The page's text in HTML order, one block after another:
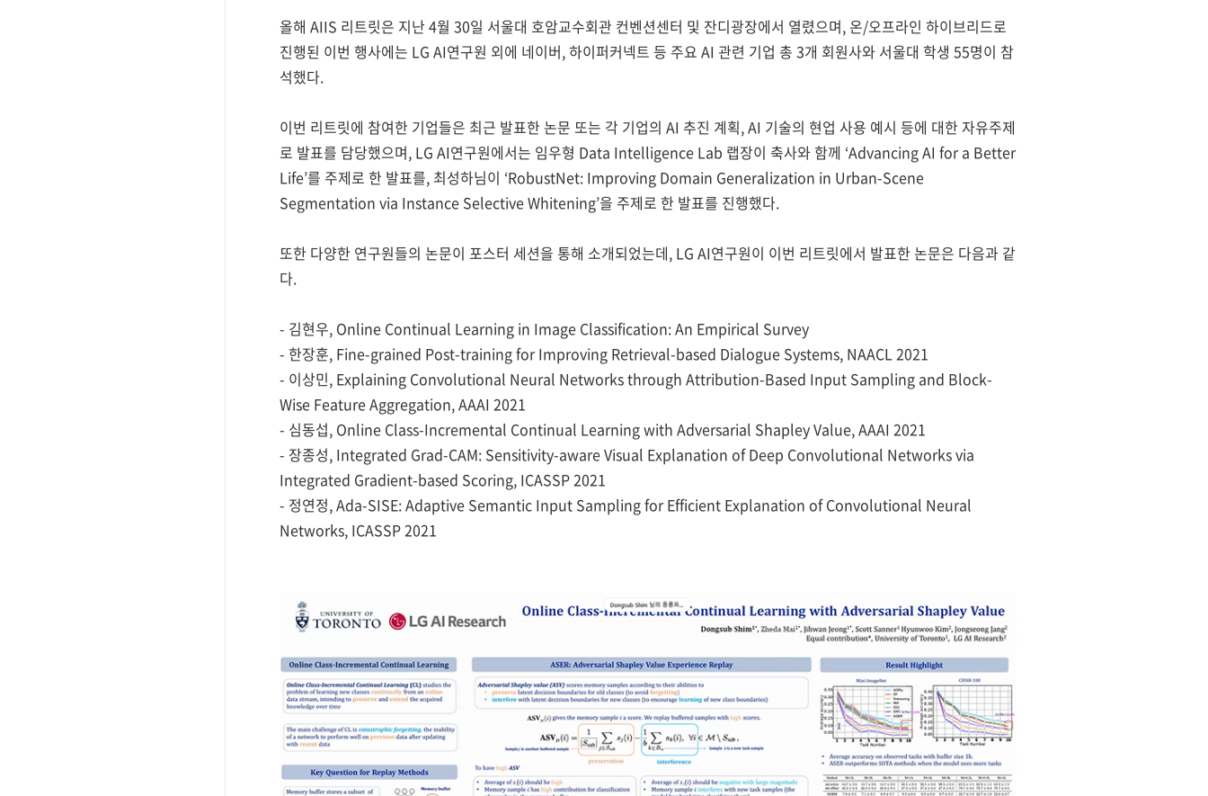
올해 AIIS 리트릿은 지난 4월 30일 서울대 호암교수회관 컨벤션센터 및 잔디광장에서 열렸으며, 온/오프라인 하이브리드로
진행된 이번 행사에는 LG AI연구원 외에 네이버, 하이퍼커넥트 등 주요 AI 관련 기업 총 3개 회원사와 서울대 학생 55명이 참
석했다.
이번 리트릿에 참여한 기업들은 최근 발표한 논문 또는 각 기업의 AI 추진 계획, AI 기술의 현업 사용 예시 등에 대한 자유주제
로 발표를 담당했으며, LG AI연구원에서는 임우형 Data Intelligence Lab 랩장이 축사와 함께 ‘Advancing AI for a Better
Life’를 주제로 한 발표를, 최성하님이 ‘RobustNet: Improving Domain Generalization in Urban-Scene
Segmentation via Instance Selective Whitening’을 주제로 한 발표를 진행했다.
또한 다양한 연구원들의 논문이 포스터 세션을 통해 소개되었는데, LG AI연구원이 이번 리트릿에서 발표한 논문은 다음과 같
다.
- 김현우, Online Continual Learning in Image Classification: An Empirical Survey
- 한장훈, Fine-grained Post-training for Improving Retrieval-based Dialogue Systems, NAACL 2021
- 이상민, Explaining Convolutional Neural Networks through Attribution-Based Input Sampling and Block-
Wise Feature Aggregation, AAAI 2021
- 심동섭, Online Class-Incremental Continual Learning with Adversarial Shapley Value, AAAI 2021
- 장종성, Integrated Grad-CAM: Sensitivity-aware Visual Explanation of Deep Convolutional Networks via
Integrated Gradient-based Scoring, ICASSP 2021
- 정연정, Ada-SISE: Adaptive Semantic Input Sampling for Efficient Explanation of Convolutional Neural
Networks, ICASSP 2021